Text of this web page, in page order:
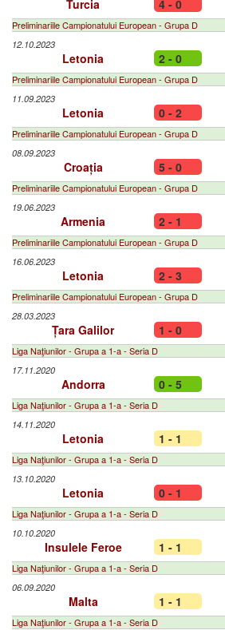
Turcia 4 - 0
Preliminariile Campionatului European - Grupa D
12.10.2023
Letonia 2 - 0
Preliminariile Campionatului European - Grupa D
11.09.2023
Letonia 0 - 2
Preliminariile Campionatului European - Grupa D
08.09.2023
Croația 5 - 0
Preliminariile Campionatului European - Grupa D
19.06.2023
Armenia 2 - 1
Preliminariile Campionatului European - Grupa D
16.06.2023
Letonia 2 - 3
Preliminariile Campionatului European - Grupa D
28.03.2023
Țara Galilor 1 - 0
Liga Naţiunilor - Grupa a 1-a - Seria D
17.11.2020
Andorra 0 - 5
Liga Naţiunilor - Grupa a 1-a - Seria D
14.11.2020
Letonia 1 - 1
Liga Naţiunilor - Grupa a 1-a - Seria D
13.10.2020
Letonia 0 - 1
Liga Naţiunilor - Grupa a 1-a - Seria D
10.10.2020
Insulele Feroe 1 - 1
Liga Naţiunilor - Grupa a 1-a - Seria D
06.09.2020
Malta 1 - 1
Liga Naţiunilor - Grupa a 1-a - Seria D